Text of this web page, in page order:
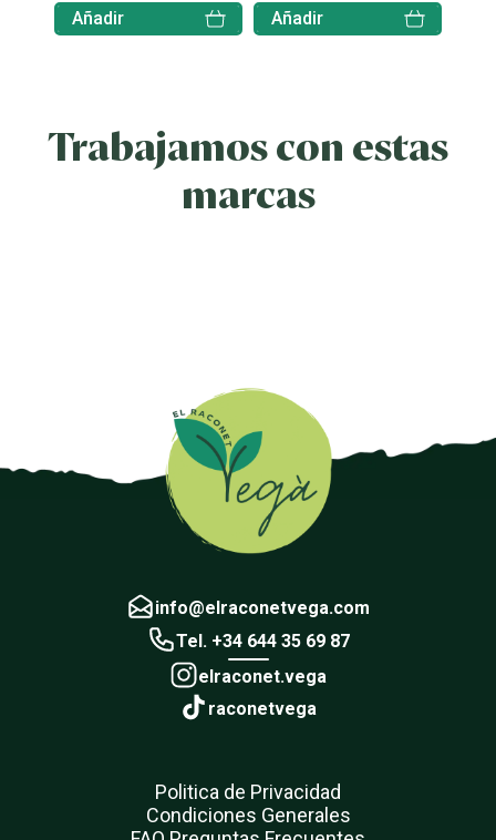
Añadir Añadir
Trabajamos con estas
marcas
info@elraconetvega.com
Tel. +34 644 35 69 87
elraconet.vega
raconetvega
Politica de Privacidad
Condiciones Generales